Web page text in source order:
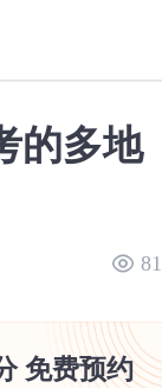
的多地
81
免费预约